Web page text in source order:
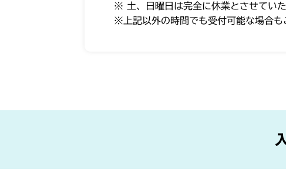
※ 土、日曜日は完全に休業とさせてい
※上記以外の時間でも受付可能な場合も